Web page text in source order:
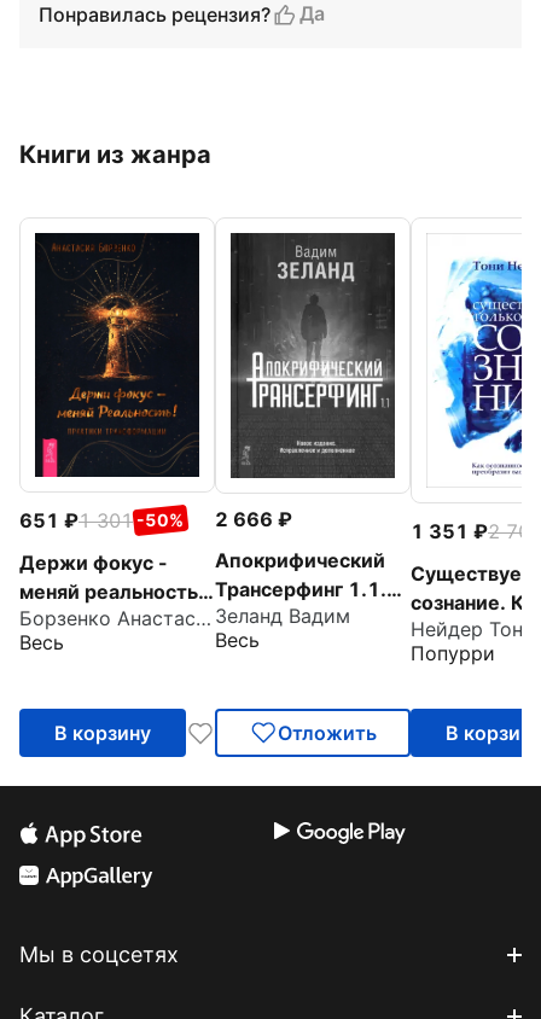
Понравилась рецензия?
Да
Книги из жанра
651 1 301 -50%
Держи фокус -
меняй реальность!
Практики
трансформации
Борзенко Анастасия
Весь
В корзину
2 666
Апокрифический
Трансерфинг 1.1.
Новое издание
Зеланд Вадим
Весь
Отложить
1 351
2 701
Существует
сознание.
преобразит
Нейдер Тони
Попурри
В корзину
Мы в соцсетях